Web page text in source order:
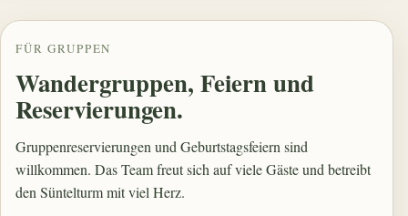
FÜR GRUPPEN
Wandergruppen, Feiern und
Reservierungen.
Gruppenreservierungen und Geburtstagsfeiern sind
willkommen. Das Team freut sich auf viele Gäste und betreibt
den Süntelturm mit viel Herz.